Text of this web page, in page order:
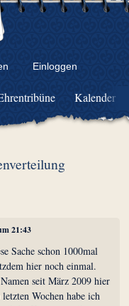
Einloggen
Kalender
21:43
Sache schon 1000mal
hier noch einmal.
seit März 2009 hier
Wochen habe ich